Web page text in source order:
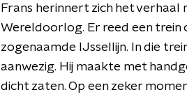
Frans herinnert zich het verhaal
Wereldoorlog. Er reed een
zogenaamde IJssellijn. In die
aanwezig. Hij maakte met
dicht zaten. Op een zeker